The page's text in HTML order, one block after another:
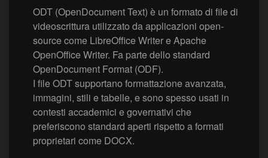
ODT (OpenDocument Text) è un formato di file di
videoscrittura utilizzato da applicazioni open-
source come LibreOffice Writer e Apache
OpenOffice Writer. Fa parte dello standard
OpenDocument Format (ODF).
I file ODT supportano formattazione avanzata,
immagini, stili e tabelle, e sono spesso usati in
contesti accademici e governativi che
preferiscono standard aperti rispetto a formati
proprietari come DOCX.